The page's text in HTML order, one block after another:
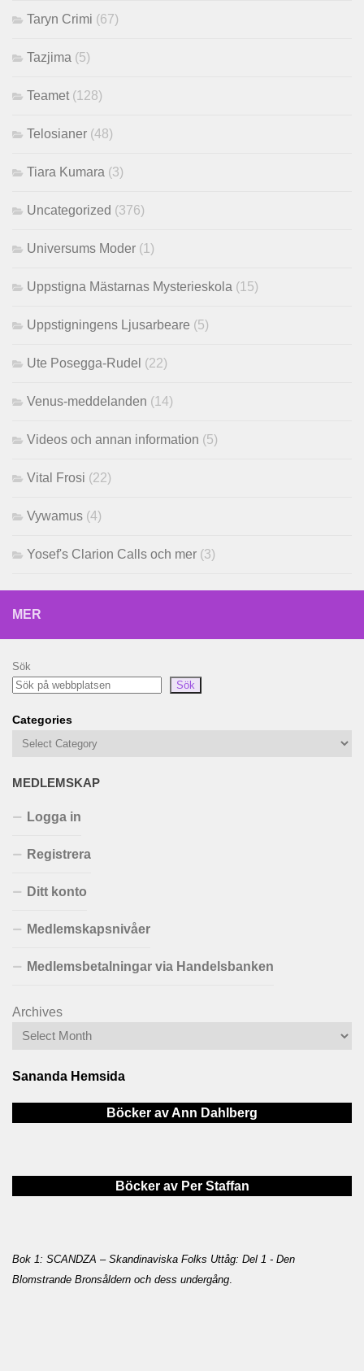
Taryn Crimi (67)
Tazjima (5)
Teamet (128)
Telosianer (48)
Tiara Kumara (3)
Uncategorized (376)
Universums Moder (1)
Uppstigna Mästarnas Mysterieskola (15)
Uppstigningens Ljusarbeare (5)
Ute Posegga-Rudel (22)
Venus-meddelanden (14)
Videos och annan information (5)
Vital Frosi (22)
Vywamus (4)
Yosef's Clarion Calls och mer (3)
MER
Sök
Sök
Categories
MEDLEMSKAP
Logga in
Registrera
Ditt konto
Medlemskapsnivåer
Medlemsbetalningar via Handelsbanken
Archives
Sananda Hemsida
Böcker av Ann Dahlberg
Böcker av Per Staffan
Bok 1: SCANDZA – Skandinaviska Folks Uttåg: Del 1 - Den
Blomstrande Bronsåldern och dess undergång.